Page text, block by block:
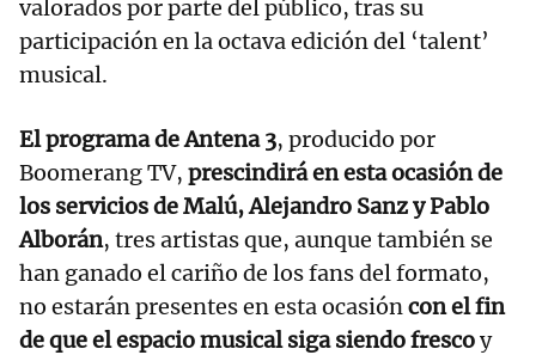
valorados por parte del público, tras su
participación en la octava edición del ‘talent’
musical.
El programa de Antena 3, producido por
Boomerang TV, prescindirá en esta ocasión de
los servicios de Malú, Alejandro Sanz y Pablo
Alborán, tres artistas que, aunque también se
han ganado el cariño de los fans del formato,
no estarán presentes en esta ocasióncon el fin
de que el espacio musical siga siendo frescoy